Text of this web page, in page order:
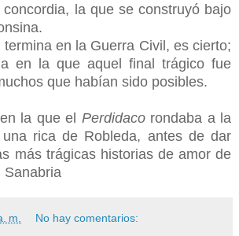
la que se construyó bajo
en la Guerra Civil, es cierto;
en la que aquel final trágico fue
que habían sido posibles.
la que el Perdidacorondaba a la
rica de Robleda, antes de dar
más trágicas historias de amor de
Sanabria
m. No hay comentarios: